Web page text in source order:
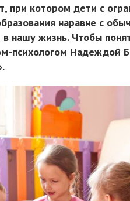
при котором дети с
наравне с
нашу жизнь. Чтобы
психологом Надеждой